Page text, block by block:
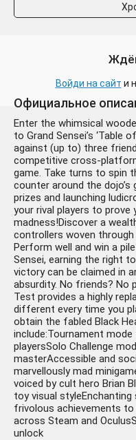
Войди на сайт и
Официальное
Enter the whimsical
to Grand Sensei’s ‘Table
against (up to) three
competitive cross-
game. Take turns to spin
counter around the
prizes and launching
your rival players to
madness!Discover a
controllers woven through
Perform well and win a
Sensei, earning the right
victory can be claimed in
absurdity. No friends? No
Test provides a highly
different every time you
obtain the fabled Black
include:Tournament
playersSolo Challenge
masterAccessible and
marvellously mad
voiced by cult hero Brian
toy visual
frivolous achievements
across Steam and
unlock